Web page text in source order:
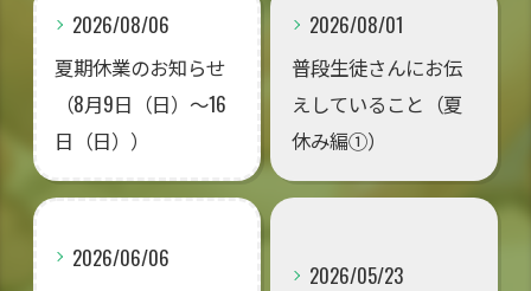
2026/08/06
夏期休業のお知らせ
（8月9日（日）～16
日（日））
2026/08/01
普段生徒さんにお伝
えしていること（夏
休み編①）
2026/06/06
2026/05/23